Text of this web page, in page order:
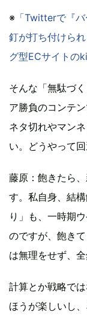
※ 「Twitterで『
釘が打ち付けら
グ型ECサイトの
そんな「無駄づ
ア勝負のコンテ
ネタ切れやマン
い。どうやって
藤原：飽きたら
す。私自身、結
り」も、一時期
のですが、飽き
は無理をせず、
計算とか戦略で
ほうが楽しいし